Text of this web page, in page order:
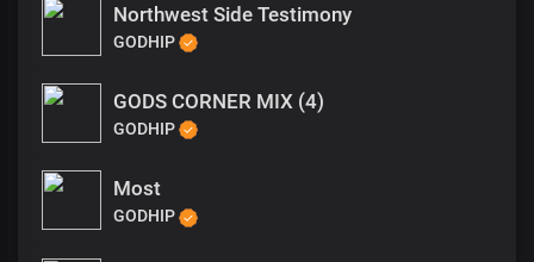
Northwest Side Testimony
GODHIP
GODS CORNER MIX (4)
GODHIP
Most
GODHIP